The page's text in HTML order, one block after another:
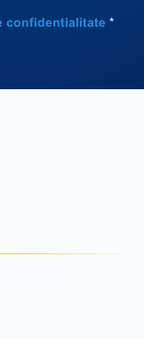
confidentialitate *